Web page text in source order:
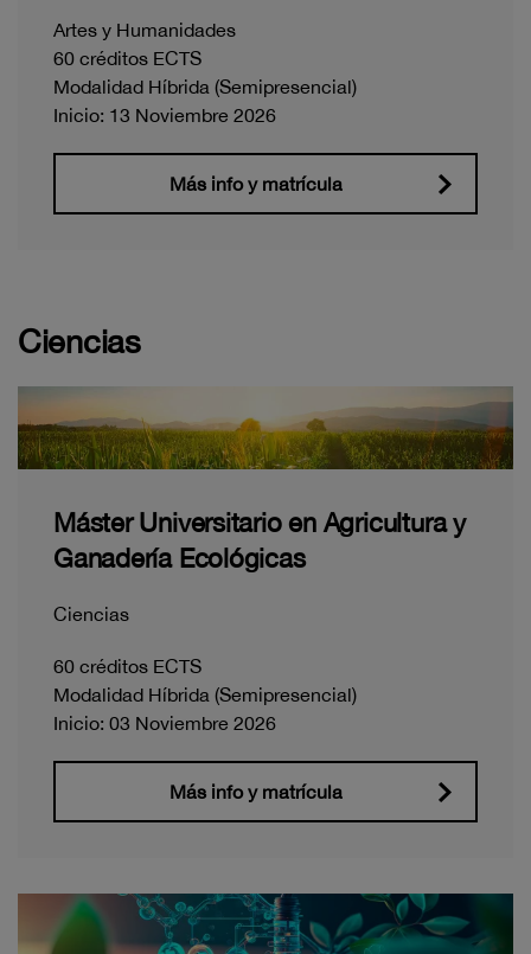
Artes y Humanidades
60 créditos ECTS
Modalidad Híbrida (Semipresencial)
Inicio: 13 Noviembre 2026
Más info y matrícula
Ciencias
Máster Universitario en Agricultura y
Ganadería Ecológicas
Ciencias
60 créditos ECTS
Modalidad Híbrida (Semipresencial)
Inicio: 03 Noviembre 2026
Más info y matrícula